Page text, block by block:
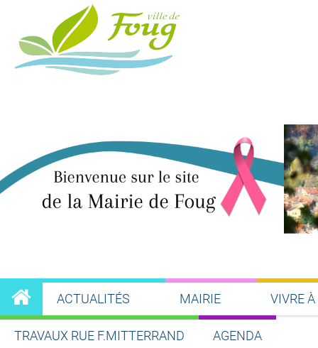
ACTUALITÉS MAIRIE VIVRE
TRAVAUX RUE F.MITTERRAND AGENDA
18
OCTOBRE
NEWS
2026 !
ENSEMBLE,
COURONS ET
VIE